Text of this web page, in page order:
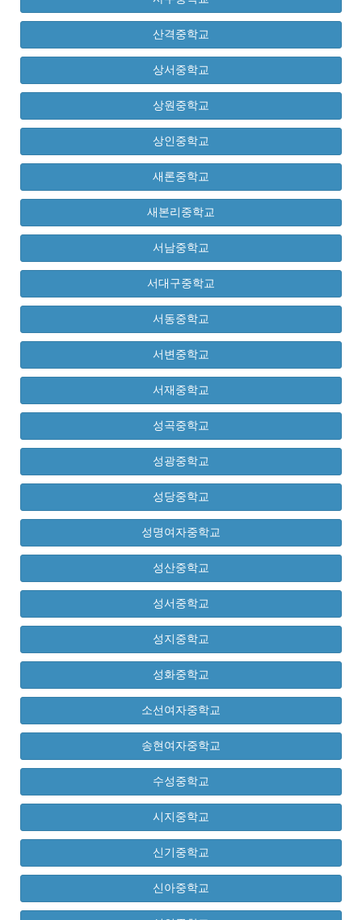
산격중학교
상서중학교
상원중학교
상인중학교
새론중학교
새본리중학교
서남중학교
서대구중학교
서동중학교
서변중학교
서재중학교
성곡중학교
성광중학교
성당중학교
성명여자중학교
성산중학교
성서중학교
성지중학교
성화중학교
소선여자중학교
송현여자중학교
수성중학교
시지중학교
신기중학교
신아중학교